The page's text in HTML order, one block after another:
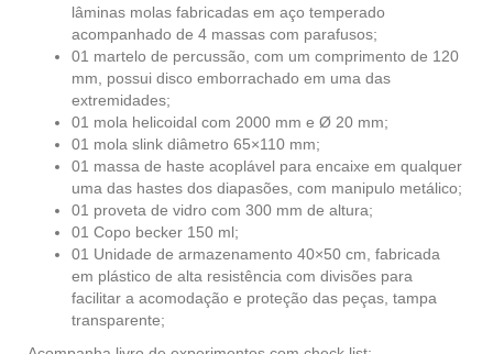
lâminas molas fabricadas em aço temperado
acompanhado de 4 massas com parafusos;
01 martelo de percussão, com um comprimento de 120
mm, possui disco emborrachado em uma das
extremidades;
01 mola helicoidal com 2000 mm e Ø 20 mm;
01 mola slink diâmetro 65×110 mm;
01 massa de haste acoplável para encaixe em qualquer
uma das hastes dos diapasões, com manipulo metálico;
01 proveta de vidro com 300 mm de altura;
01 Copo becker 150 ml;
01 Unidade de armazenamento 40×50 cm, fabricada
em plástico de alta resistência com divisões para
facilitar a acomodação e proteção das peças, tampa
transparente;